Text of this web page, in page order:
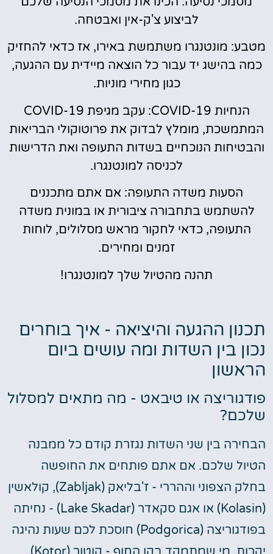
לביצוע צ'ק-אין ואבטחה.
מטבע: מונטנגרו משתמשת באירו, אז כדאי להחזיק
כמה בהישג יד עבור כל הוצאה מיידית עם ההגעה,
כגון מחירי מוניות.
הנחיות COVID-19: עקב מגיפת COVID-19
המתמשכת, מומלץ לבדוק את פרוטוקולי הבריאות
והבטיחות הנוכחיים בשדות התעופה ואת הדרישות
לכניסה למונטנגרו.
הסעות משדה התעופה: אם אתם מתכננים
להשתמש בתחבורה ציבורית או במונית משדה
התעופה, כדאי לחקור מראש מסלולים, לוחות
זמנים ומחירים.
תהנה מהטיול שלך למונטנגרו!
תכנון ההגעה והיציאה - איך בוחרים
נכון בין השדות ומה עושים ביום
הראשון
פודגוריצה או טיבאט - מה מתאים למסלול
שלכם?
הבחירה בין שני השדות נגזרת קודם כל ממבנה
הטיול שלכם. אם אתם פותחים את החופשה
בחלק הצפוני וההררי - ז'בליאק (Zabljak), קולאשין
(Kolasin) או אגם סקאדר (Lake Skadar) - נחיתה
בפודגוריצה (Podgorica) חוסכת לכם שעות נהיגה